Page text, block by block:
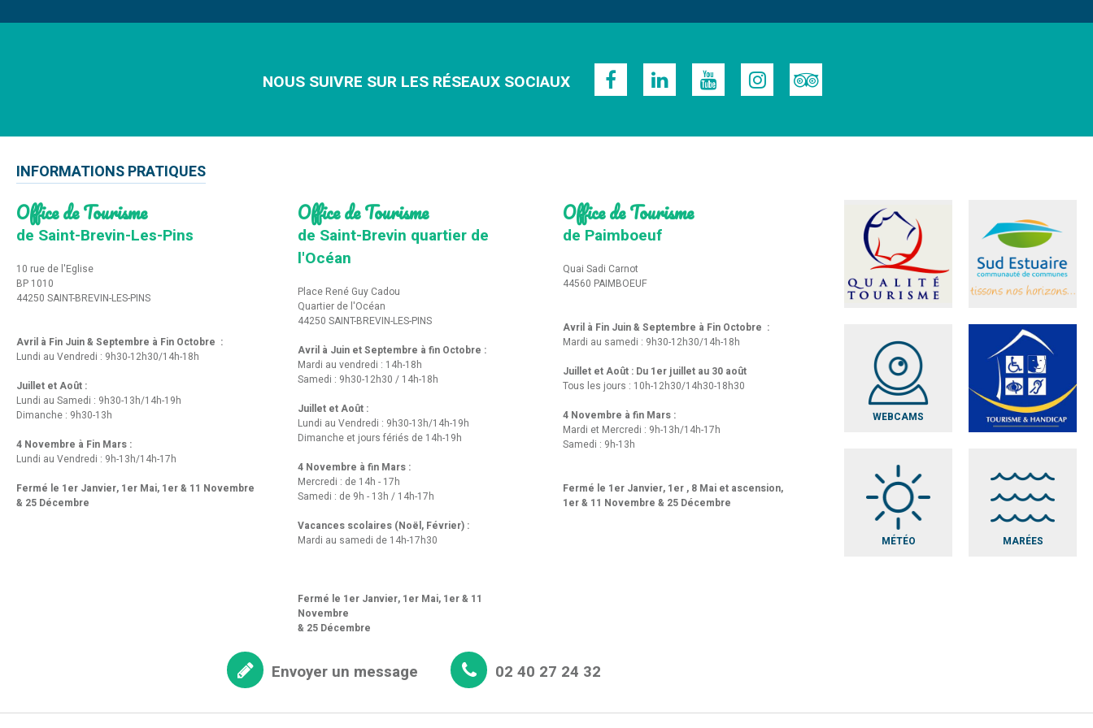
NOUS SUIVRE SUR LES RÉSEAUX SOCIAUX
INFORMATIONS PRATIQUES
Office de Tourisme
de Saint-Brevin-Les-Pins
10 rue de l'Eglise
BP 1010
44250 SAINT-BREVIN-LES-PINS
Avril à Fin Juin & Septembre à Fin Octobre :
Lundi au Vendredi : 9h30-12h30/14h-18h
Juillet et Août :
Lundi au Samedi : 9h30-13h/14h-19h
Dimanche : 9h30-13h
4 Novembre à Fin Mars :
Lundi au Vendredi : 9h-13h/14h-17h
Fermé le 1er Janvier, 1er Mai, 1er & 11 Novembre
& 25 Décembre
Office de Tourisme
de Saint-Brevin quartier de
l'Océan
Place René Guy Cadou
Quartier de l'Océan
44250 SAINT-BREVIN-LES-PINS
Avril à Juin et Septembre à fin Octobre :
Mardi au vendredi : 14h-18h
Samedi : 9h30-12h30 / 14h-18h
Juillet et Août :
Lundi au Vendredi : 9h30-13h/14h-19h
Dimanche et jours fériés de 14h-19h
4 Novembre à fin Mars :
Mercredi : de 14h - 17h
Samedi : de 9h - 13h / 14h-17h
Vacances scolaires (Noël, Février) :
Mardi au samedi de 14h-17h30
Fermé le 1er Janvier, 1er Mai, 1er & 11
Novembre
& 25 Décembre
Office de Tourisme
de Paimboeuf
Quai Sadi Carnot
44560 PAIMBOEUF
Avril à Fin Juin & Septembre à Fin Octobre :
Mardi au samedi : 9h30-12h30/14h-18h
Juillet et Août : Du 1er juillet au 30 août
Tous les jours : 10h-12h30/14h30-18h30
4 Novembre à fin Mars :
Mardi et Mercredi : 9h-13h/14h-17h
Samedi : 9h-13h
Fermé le 1er Janvier, 1er , 8 Mai et ascension,
1er & 11 Novembre & 25 Décembre
WEBCAMS
MÉTÉO MARÉES
Envoyer un message 02 40 27 24 32